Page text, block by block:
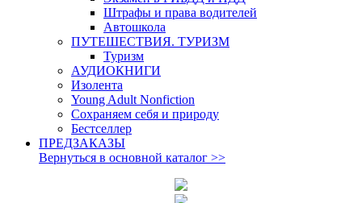
Штрафы и права водителей
Автошкола
ПУТЕШЕСТВИЯ. ТУРИЗМ
Туризм
АУДИОКНИГИ
Изолента
Young Adult Nonfiction
Сохраняем себя и природу
Бестселлер
ПРЕДЗАКАЗЫ
Вернуться в основной каталог >>